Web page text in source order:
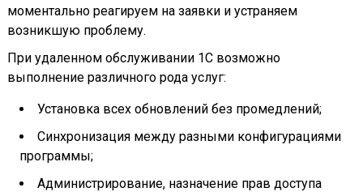
моментально реагируем на заявки и устраняем
возникшую проблему.
При удаленном обслуживании 1С возможно
выполнение различного рода услуг:
Установка всех обновлений без промедлений;
Синхронизация между разными конфигурациями
программы;
Администрирование, назначение прав доступа